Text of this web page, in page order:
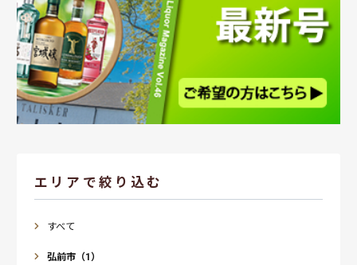
エリアで絞り込む
すべて
弘前市（1）